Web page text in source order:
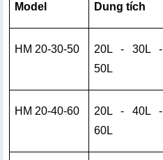
Model Dung tích
HM 20-30-50
20L - 30L -
50L
HM 20-40-60
20L - 40L -
60L